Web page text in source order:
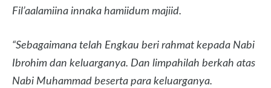
Fil’aalamiina innaka hamiidum majiid.
“Sebagaimana telah Engkau beri rahmat kepada Nabi
Ibrohim dan keluarganya. Dan limpahilah berkah atas
Nabi Muhammad beserta para keluarganya.